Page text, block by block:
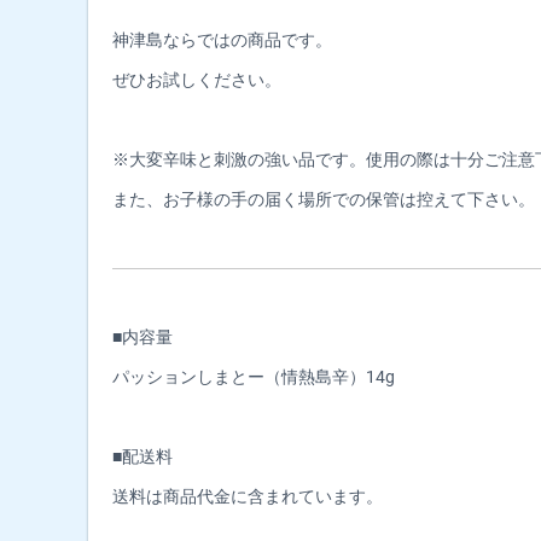
神津島ならではの商品です。
ぜひお試しください。
※大変辛味と刺激の強い品です。使用の際は十分ご注意
また、お子様の手の届く場所での保管は控えて下さい。
■内容量
パッションしまとー（情熱島辛）14g
■配送料
送料は商品代金に含まれています。